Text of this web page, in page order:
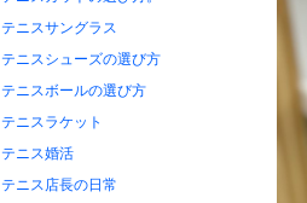
テニスサングラス
テニスシューズの選び方
テニスボールの選び方
テニスラケット
テニス婚活
テニス店長の日常